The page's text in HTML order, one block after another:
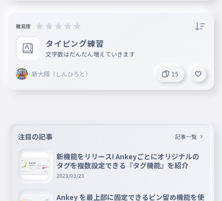
難易度
タイピング練習
文字数はだんだん増えていきます
新大翔（しんひろと） 15
注目の記事 記事一覧
新機能をリリース! Ankeyごとにオリジナルの
タグを複数設定できる『タグ機能』を紹介
2023/03/23
Ankey を最上部に固定できるピン留め機能を使